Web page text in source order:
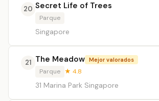
20 Secret Life of Trees
Parque
Singapore
21 The Meadow Mejor valorados
Parque ★ 4.8
31 Marina Park Singapore